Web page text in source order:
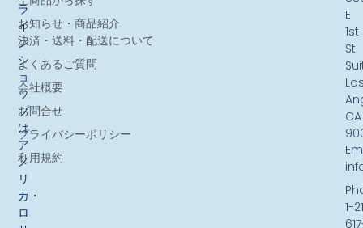
ラ
イ
ン
シ
ョ
ッ
プ
は、
ア
メ
リ
カ・
ロ
お知らせ・商品紹介
決済・送料・配送について
よくあるご質問
会社概要
お問合せ
プライバシーポリシー
利用規約
E
1st
St
CA
1-